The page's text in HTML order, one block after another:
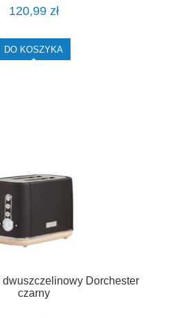
120,99 zł
DO KOSZYKA
dwuszczelinowy Dorchester
czarny